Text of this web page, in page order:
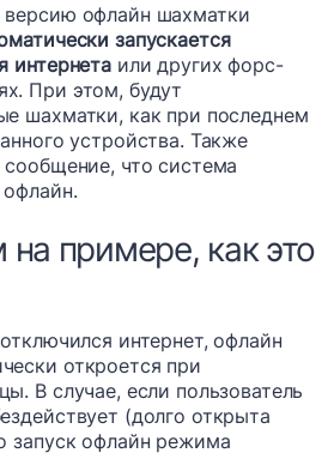
версию офлайн шахматки
запускается
интернетаили других форс-
При этом, будут
шахматки, как при последнем
устройства. Также
сообщение, что система
примере, как это
интернет, офлайн
откроется при
В случае, если пользователь
(долго открыта
запуск офлайн режима